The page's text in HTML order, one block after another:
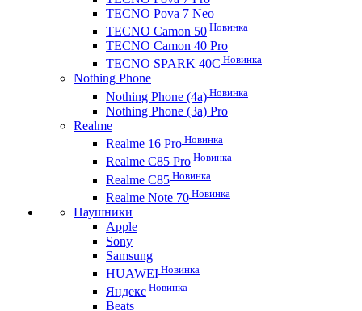
TECNO Pova 7 Neo
TECNO Camon 50 Новинка
TECNO Camon 40 Pro
TECNO SPARK 40C Новинка
Nothing Phone
Nothing Phone (4a) Новинка
Nothing Phone (3a) Pro
Realme
Realme 16 Pro Новинка
Realme C85 Pro Новинка
Realme C85 Новинка
Realme Note 70 Новинка
Наушники
Apple
Sony
Samsung
HUAWEI Новинка
Яндекс Новинка
Beats